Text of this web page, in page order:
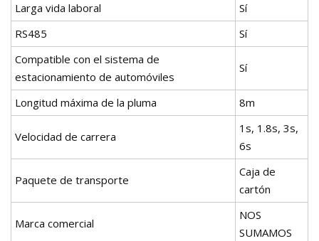
Larga vida laboral
Sí
RS485
Sí
Compatible con el sistema de
estacionamiento de automóviles
Sí
Longitud máxima de la pluma 8m
Velocidad de carrera
1s, 1.8s, 3s,
6s
Paquete de transporte
Caja de
cartón
Marca comercial
NOS
SUMAMOS